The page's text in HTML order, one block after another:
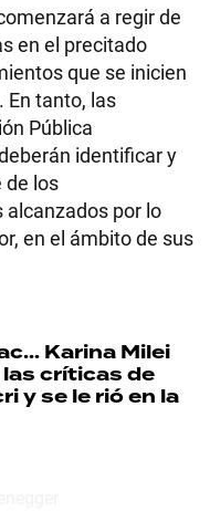
a regir de
en el precitado
que se inicien
En tanto, las
Pública
identificar y
de los
por lo
en el ámbito de sus
Karina Milei
críticas de
y se le rió en la